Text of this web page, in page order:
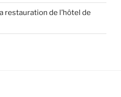
restauration de l’hôtel de